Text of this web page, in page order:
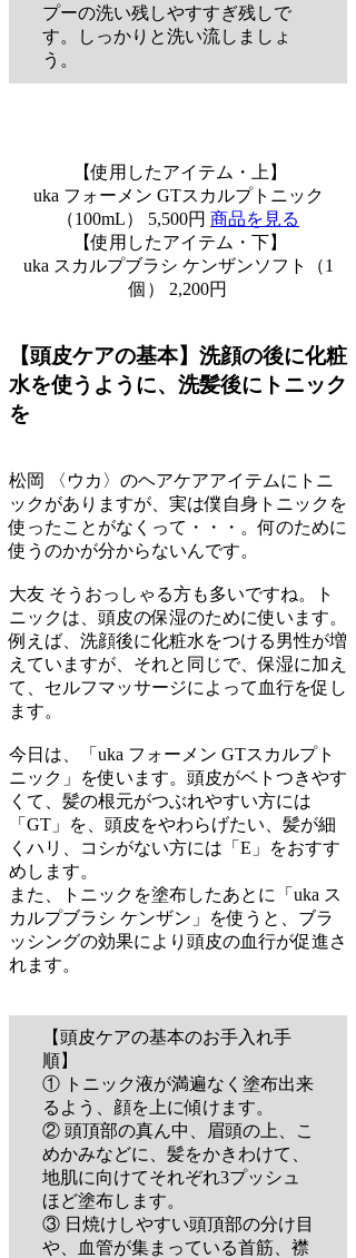
プーの洗い残しやすすぎ残しで
す。しっかりと洗い流しましょ
う。
【使用したアイテム・上】
uka フォーメン GTスカルプトニック
（100mL） 5,500円 商品を見る
【使用したアイテム・下】
uka スカルプブラシ ケンザンソフト（1
個） 2,200円
【頭皮ケアの基本】洗顔の後に化粧
水を使うように、洗髪後にトニック
を
松岡
〈ウカ〉のヘアケアアイテムにトニ
ックがありますが、実は僕自身トニックを
使ったことがなくって・・・。何のために
使うのかが分からないんです。
大友 そうおっしゃる方も多いですね。ト
ニックは、頭皮の保湿のために使います。
例えば、洗顔後に化粧水をつける男性が増
えていますが、それと同じで、保湿に加え
て、セルフマッサージによって血行を促し
ます。
今日は、「uka フォーメン GTスカルプト
ニック」を使います。頭皮がベトつきやす
くて、髪の根元がつぶれやすい方には
「GT」を、頭皮をやわらげたい、髪が細
くハリ、コシがない方には「E」をおすす
めします。
また、トニックを塗布したあとに「uka ス
カルプブラシ ケンザン」を使うと、ブラ
ッシングの効果により頭皮の血行が促進さ
れます。
【頭皮ケアの基本のお手入れ手
順】
① トニック液が満遍なく塗布出来
るよう、顔を上に傾けます。
② 頭頂部の真ん中、眉頭の上、こ
めかみなどに、髪をかきわけて、
地肌に向けてそれぞれ3プッシュ
ほど塗布します。
③ 日焼けしやすい頭頂部の分け目
や、血管が集まっている首筋、襟